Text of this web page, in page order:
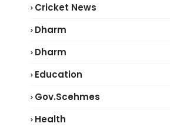
Cricket News
Dharm
Dharm
Education
Gov.scehmes
Health